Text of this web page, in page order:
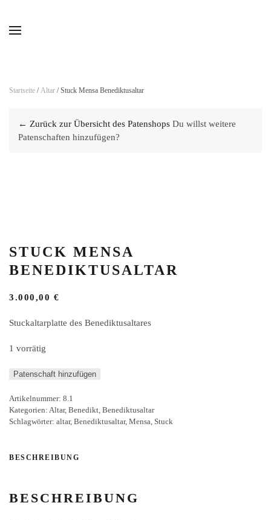
Startseite /Altar / Stuck Mensa Benediktusaltar
← Zurück zur Übersicht des Patenshops Du willst weitere
Patenschaften hinzufügen?
STUCK MENSA
BENEDIKTUSALTAR
3.000,00 €
Stuckaltarplatte des Benediktusaltares
1 vorrätig
Stuck
Benediktusaltar
Menge
Patenschaft hinzufügen
Artikelnummer: 8.1
Kategorien: Altar, Benedikt, Benediktusaltar
Schlagwörter: altar, Benediktusaltar, Mensa, Stuck
BESCHREIBUNG
BESCHREIBUNG